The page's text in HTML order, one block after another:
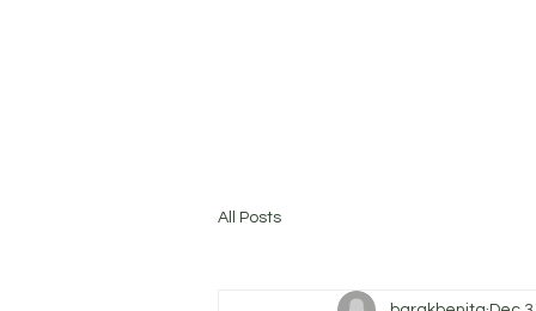
All Posts